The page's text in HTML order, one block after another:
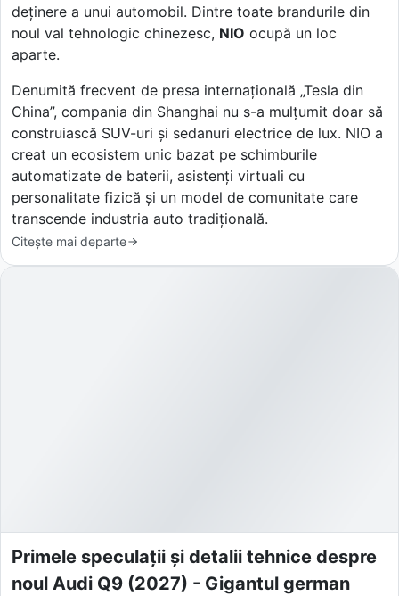
deținere a unui automobil. Dintre toate brandurile din
noul val tehnologic chinezesc, NIO ocupă un loc
aparte.
Denumită frecvent de presa internațională „Tesla din
China”, compania din Shanghai nu s-a mulțumit doar să
construiască SUV-uri și sedanuri electrice de lux. NIO a
creat un ecosistem unic bazat pe schimburile
automatizate de baterii, asistenți virtuali cu
personalitate fizică și un model de comunitate care
transcende industria auto tradițională.
Citește mai departe
Primele speculații și detalii tehnice despre
noul Audi Q9 (2027) - Gigantul german